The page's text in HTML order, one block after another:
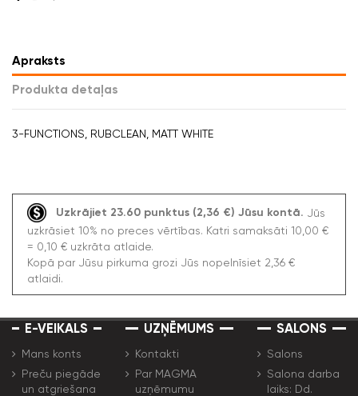
Apraksts
Produkta detaļas
3-FUNCTIONS, RUBCLEAN, MATT WHITE
Uzkrājiet 23.60 punktus (2,36 €) Jūsu kontā.
Jūs
uzkrāsiet 10% no preces vērtības. Katri samaksāti 10,00 €
= 0,10 € uzkrāta atlaide.
Kopā par Jūsu pirkuma grozi Jūs nopelnīsiet 2,36 €
atlaidi.
E-VEIKALS
Mans konts
Preču piegāde
un atgriešana
UZŅĒMUMS
Kontakti
Par MAGMA
uzņēmumu
SALONS
Salons
Salona darba
laiks: Dd.